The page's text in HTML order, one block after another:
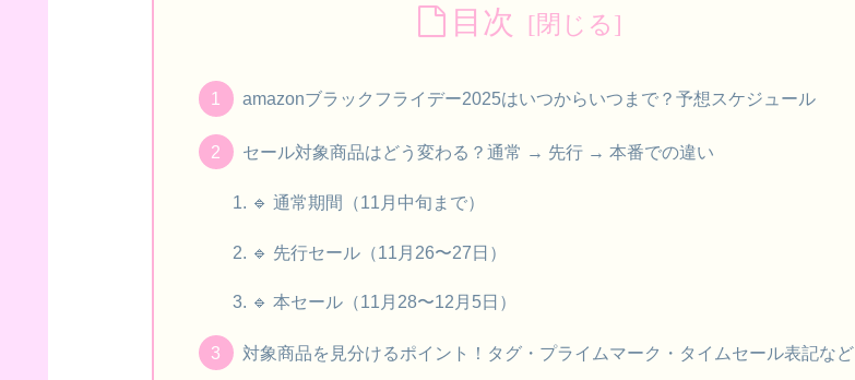
目次
amazonブラックフライデー2025はいつからいつまで？予想スケジュール
セール対象商品はどう変わる？通常 → 先行 → 本番での違い
🔹 通常期間（11月中旬まで）
🔹 先行セール（11月26〜27日）
🔹 本セール（11月28〜12月5日）
対象商品を見分けるポイント！タグ・プライムマーク・タイムセール表記など